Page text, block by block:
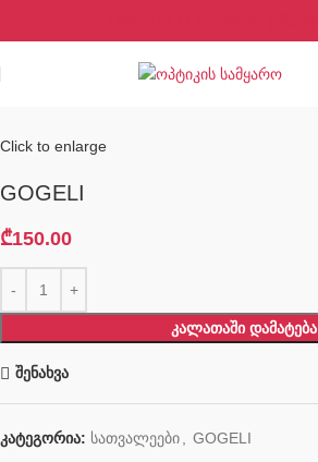
Click to enlarge
GOGELI
₾150.00
ᲙᲐᲚᲐᲗᲐᲨᲘ ᲓᲐᲛᲐᲢᲔᲑᲐ
შენახვა
კატეგორია: სათვალეები
GOGELI